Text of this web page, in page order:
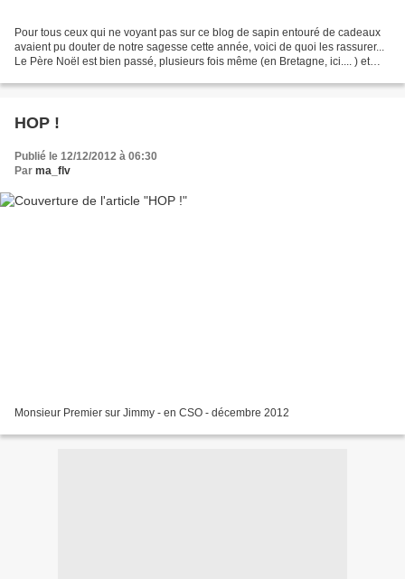
Pour tous ceux qui ne voyant pas sur ce blog de sapin entouré de cadeaux
avaient pu douter de notre sagesse cette année, voici de quoi les rassurer...
Le Père Noël est bien passé, plusieurs fois même (en Bretagne, ici.... ) et
HOP !
Publié le 12/12/2012 à 06:30
Par ma_flv
Monsieur Premier sur Jimmy - en CSO - décembre 2012